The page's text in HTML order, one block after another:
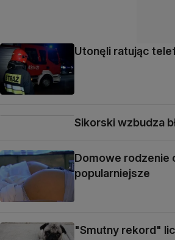
Utonęli ratując
Sikorski wzbudza
Domowe rodzenie
popularniejsze
"Smutny rekord"